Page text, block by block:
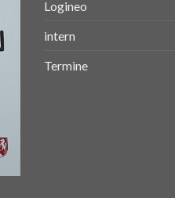
Logineo
intern
Termine